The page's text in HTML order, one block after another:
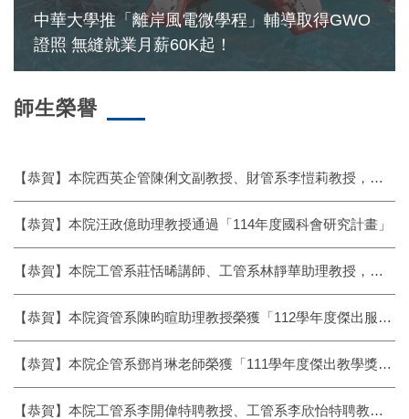
中華大學推「離岸風電微學程」輔導取得GWO
證照 無縫就業月薪60K起！
師生榮譽
【恭賀】本院西英企管陳俐文副教授、財管系李愷莉教授，榮獲「112學年度傑出教學獎」
【恭賀】本院汪政億助理教授通過「114年度國科會研究計畫」
【恭賀】本院工管系莊恬晞講師、工管系林靜華助理教授，榮獲「112學年度傑出輔導獎」
【恭賀】本院資管系陳昀暄助理教授榮獲「112學年度傑出服務獎」
【恭賀】本院企管系鄧肖琳老師榮獲「111學年度傑出教學獎」之殊榮。
【恭賀】本院工管系李開偉特聘教授、工管系李欣怡特聘教授，榮獲「111學年度傑出研究獎獲獎」